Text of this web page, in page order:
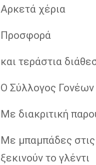
Αρκετά χέρια
Προσφορά
και τεράστια
Ο Σύλλογος
Με διακριτική
Με μπαμπάδες
ξεκινούν το γλέντι